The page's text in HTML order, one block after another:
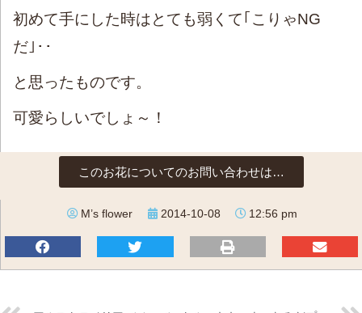
初めて手にした時はとても弱くて｢こりゃNG
だ｣･･
と思ったものです。
可愛らしいでしょ～！
このお花についてのお問い合わせは…
M’s flower 2014-10-08 12:56 pm